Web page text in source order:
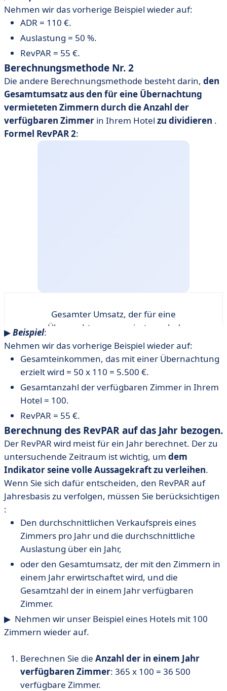
Belegungsrate
Nehmen wir das vorherige Beispiel wieder auf:
ADR = 110 €.
Auslastung = 50 %.
RevPAR = 55 €.
Berechnungsmethode Nr. 2
Die andere Berechnungsmethode besteht darin, den
Gesamtumsatz aus den für eine Übernachtung
vermieteten Zimmern durch dieAnzahl der
verfügbaren Zimmer in Ihrem Hotel zu dividieren .
Formel RevPAR 2:
Gesamter Umsatz, der für eine
Übernachtung generiert wurde /
Gesamtzahl der verfügbaren Zimmer
▶︎Beispiel:
Nehmen wir das vorherige Beispiel wieder auf:
Gesamteinkommen, das mit einer Übernachtung
erzielt wird = 50 x 110 = 5.500 €.
Gesamtanzahl der verfügbaren Zimmer in Ihrem
Hotel = 100.
RevPAR = 55 €.
Berechnung des RevPAR auf das Jahr bezogen.
Der RevPAR wird meist für ein Jahr berechnet. Der zu
untersuchende Zeitraum ist wichtig, um dem
Indikator seine volle Aussagekraft zu verleihen.
Wenn Sie sich dafür entscheiden, den RevPAR auf
Jahresbasis zu verfolgen, müssen Sie berücksichtigen
:
Den durchschnittlichen Verkaufspreis eines
Zimmers pro Jahr und die durchschnittliche
Auslastung über ein Jahr,
oder den Gesamtumsatz, der mit den Zimmern in
einem Jahr erwirtschaftet wird, und die
Gesamtzahl der in einem Jahr verfügbaren
Zimmer.
▶ ︎ Nehmen wir unser Beispiel eines Hotels mit 100
Zimmern wieder auf.
Berechnen Sie die Anzahl der in einem Jahr
verfügbaren Zimmer: 365 x 100 = 36 500
verfügbare Zimmer.